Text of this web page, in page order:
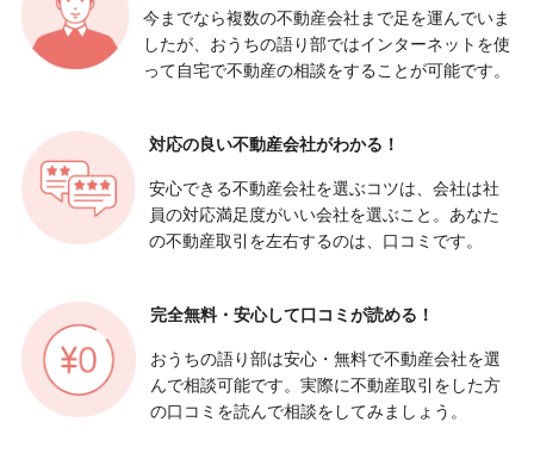
今までなら複数の不動産会社まで足を運んでいま
したが、おうちの語り部ではインターネットを使
って自宅で不動産の相談をすることが可能です。
対応の良い不動産会社がわかる！
安心できる不動産会社を選ぶコツは、会社は社
員の対応満足度がいい会社を選ぶこと。あなた
の不動産取引を左右するのは、口コミです。
完全無料・安心して口コミが読める！
おうちの語り部は安心・無料で不動産会社を選
んで相談可能です。実際に不動産取引をした方
の口コミを読んで相談をしてみましょう。